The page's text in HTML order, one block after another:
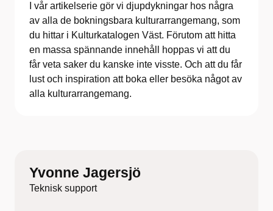
I vår artikelserie gör vi djupdykningar hos några
av alla de bokningsbara kulturarrangemang, som
du hittar i Kulturkatalogen Väst. Förutom att hitta
en massa spännande innehåll hoppas vi att du
får veta saker du kanske inte visste. Och att du får
lust och inspiration att boka eller besöka något av
alla kulturarrangemang.
Yvonne Jagersjö
Teknisk support